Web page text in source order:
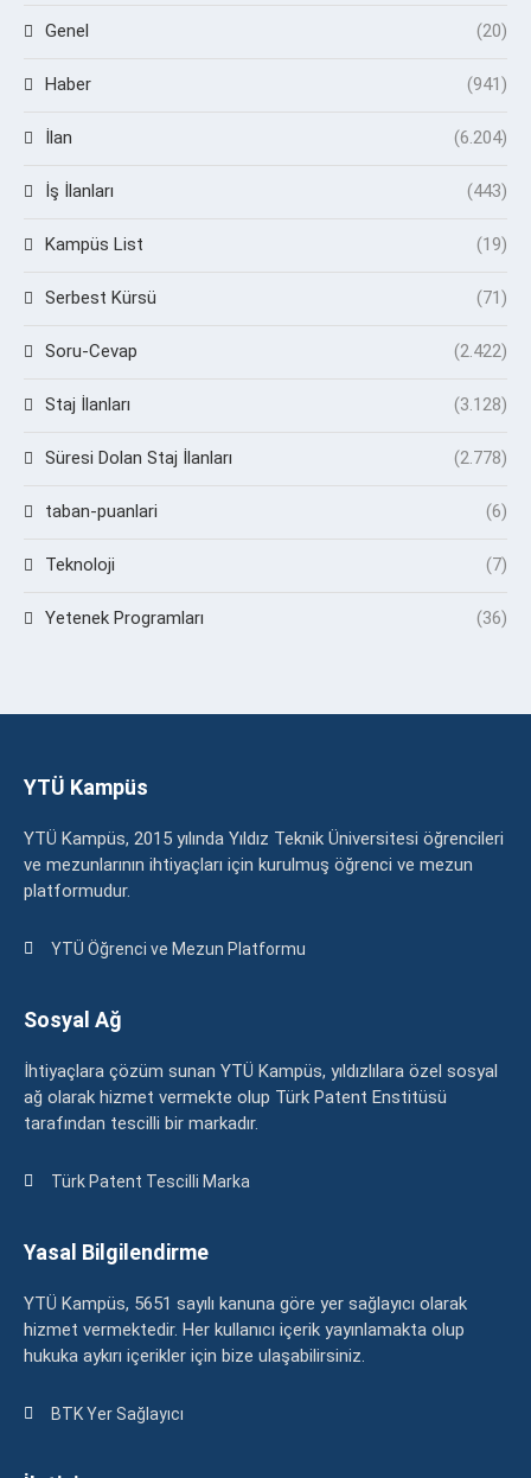
Genel (20)
Haber (941)
İlan (6.204)
İş İlanları (443)
Kampüs List (19)
Serbest Kürsü (71)
Soru-Cevap (2.422)
Staj İlanları (3.128)
Süresi Dolan Staj İlanları (2.778)
taban-puanlari (6)
Teknoloji (7)
Yetenek Programları (36)
YTÜ Kampüs
YTÜ Kampüs, 2015 yılında Yıldız Teknik Üniversitesi öğrencileri
ve mezunlarının ihtiyaçları için kurulmuş öğrenci ve mezun
platformudur.
YTÜ Öğrenci ve Mezun Platformu
Sosyal Ağ
İhtiyaçlara çözüm sunan YTÜ Kampüs, yıldızlılara özel sosyal
ağ olarak hizmet vermekte olup Türk Patent Enstitüsü
tarafından tescilli bir markadır.
Türk Patent Tescilli Marka
Yasal Bilgilendirme
YTÜ Kampüs, 5651 sayılı kanuna göre yer sağlayıcı olarak
hizmet vermektedir. Her kullanıcı içerik yayınlamakta olup
hukuka aykırı içerikler için bize ulaşabilirsiniz.
BTK Yer Sağlayıcı